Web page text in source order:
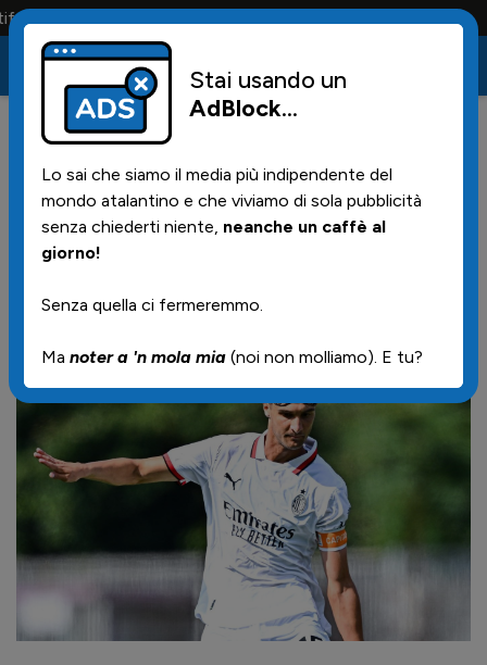
la portano tutta la vita
11/07/2025 | 17.15
Atalanta U23, in arrivo Pietro
Parmiggiani dal Milan
Primavera
Stai usando un
AdBlock...
Lo sai che siamo il media più indipendente del
mondo atalantino e che viviamo di sola pubblicità
senza chiederti niente, neanche un caffè al
giorno!
Senza quella ci fermeremmo.
Ma noter a 'n mola mia (noi non molliamo). E tu?